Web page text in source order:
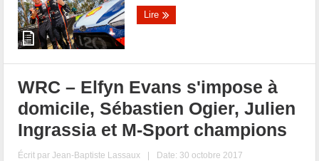
Lire
WRC – Elfyn Evans s'impose à
domicile, Sébastien Ogier, Julien
Ingrassia et M-Sport champions
Écrit parJean-Baptiste Lassaux | Date: 30 octobre 2017